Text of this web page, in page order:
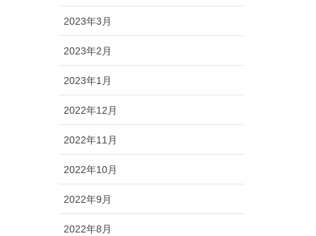
2023年3月
2023年2月
2023年1月
2022年12月
2022年11月
2022年10月
2022年9月
2022年8月